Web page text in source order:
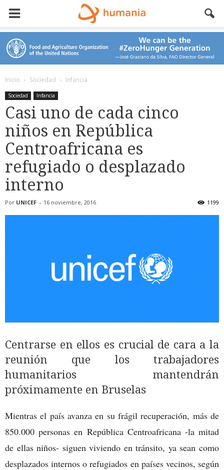
Inicio Sociedad Infancia
Sociedad Infancia
Casi uno de cada cinco
niños en República
Centroafricana es
refugiado o desplazado
interno
Por UNICEF - 16 noviembre, 2016 1199
Centrarse en ellos es crucial de cara a la
reunión que los trabajadores
humanitarios mantendrán
próximamente en Bruselas
Mientras el país avanza en su frágil recuperación, más de
850.000 personas en República Centroafricana -la mitad
de ellas niños- siguen viviendo en tránsito, ya sean como
desplazados internos o refugiados en países vecinos, según